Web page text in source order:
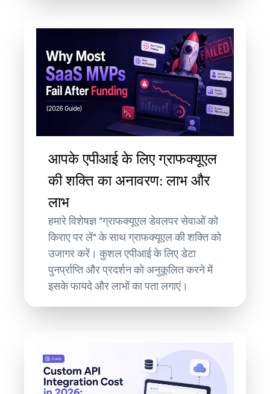
आपके एपीआई के लिए ग्राफक्यूएल
की शक्ति का अनावरण: लाभ और
लाभ
हमारे विशेषज्ञ "ग्राफक्यूएल डेवलपर सेवाओं को
किराए पर लें" के साथ ग्राफक्यूएल की शक्ति को
उजागर करें। कुशल एपीआई के लिए डेटा
पुनर्प्राप्ति और प्रदर्शन को अनुकूलित करने में
इसके फायदे और लाभों का पता लगाएं।